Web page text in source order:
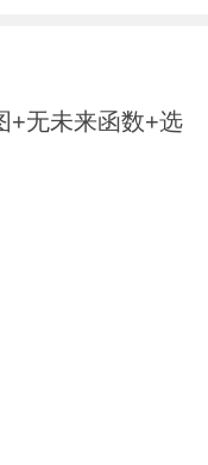
+无未来函数+选